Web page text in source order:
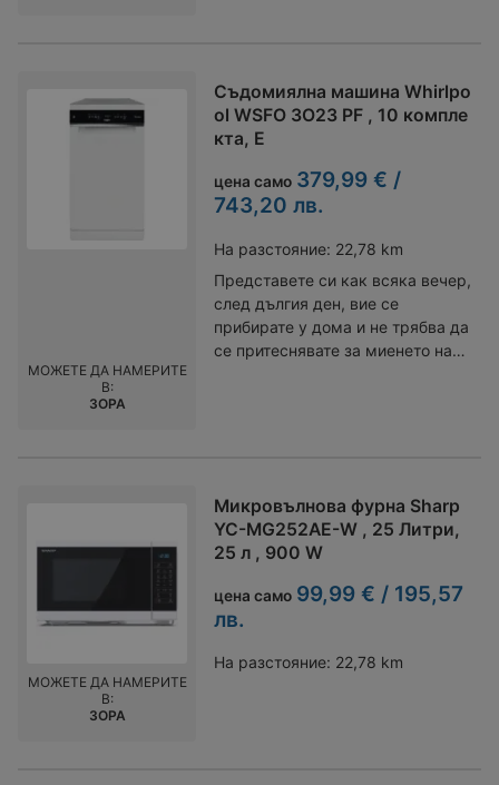
Съдомиялна машина Whirlpo
ol WSFO 3O23 PF , 10 компле
кта, E
цена само 379,99 € /
743,20 лв.
На разстояние: 22,78 km
Представете си как всяка вечер,
след дългия ден, вие се
прибирате у дома и не трябва да
се притеснявате за миенето на
комплекта за миене, тази
съдомиялна машина е идеална
за семейства или за тези, които
обичат да приемат гости. С нея
можете да се насладите на
повече време с близките си,
вместо да прекарате часове в
миене на съдове. Със своите 7
МОЖЕТЕ ДА НАМЕРИТЕ
В:
ЗОРА
Микровълнова фурна Sharp
YC-MG252AE-W , 25 Литри,
25 л , 900 W
цена само 99,99 € / 195,57
лв.
На разстояние: 22,78 km
МОЖЕТЕ ДА НАМЕРИТЕ
В:
ЗОРА